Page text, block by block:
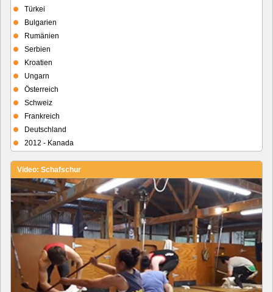
Türkei
Bulgarien
Rumänien
Serbien
Kroatien
Ungarn
Österreich
Schweiz
Frankreich
Deutschland
2012 - Kanada
Video: Schafschur